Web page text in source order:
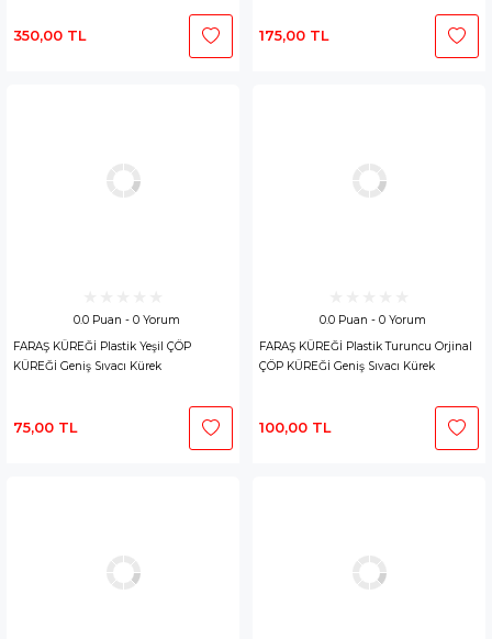
350,00 TL 175,00 TL
0.0 Puan - 0 Yorum
FARAŞ KÜREĞİ Plastik Yeşil ÇÖP
KÜREĞİ Geniş Sıvacı Kürek
75,00 TL
0.0 Puan - 0 Yorum
FARAŞ KÜREĞİ Plastik Turuncu Orjinal
ÇÖP KÜREĞİ Geniş Sıvacı Kürek
100,00 TL